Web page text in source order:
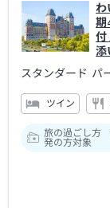
わ
期
付
添
スタンダード パ
ツイン
旅の過ごし方
発の方対象